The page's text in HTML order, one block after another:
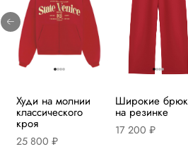
Худи на молнии
классического
кроя
25 800 ₽
Широкие
на резинке
17 200 ₽